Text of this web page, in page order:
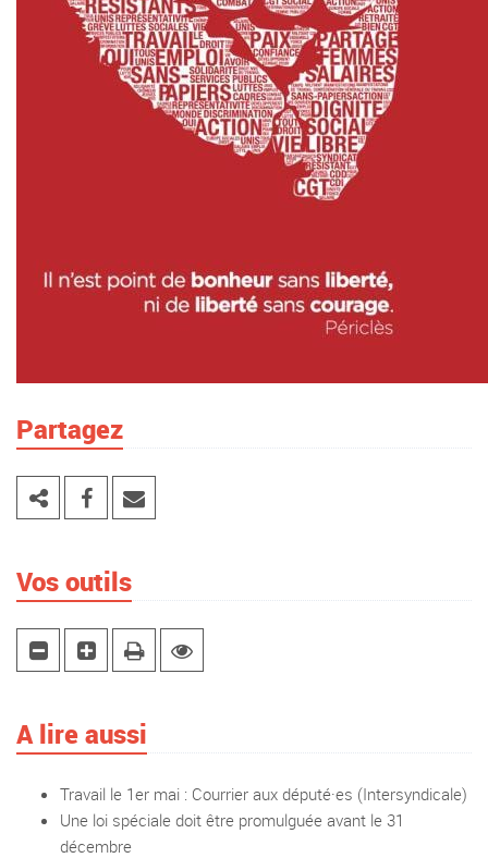
Partagez
Vos outils
A lire aussi
Travail le 1er mai : Courrier aux député·es (Intersyndicale)
Une loi spéciale doit être promulguée avant le 31
décembre